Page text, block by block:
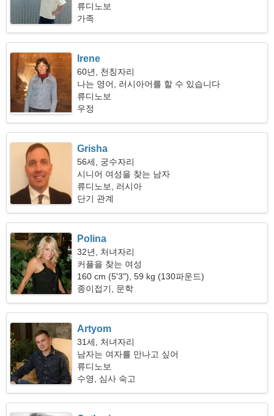
다
류디노보
가족
Irene
60년, 천칭자리
나는 영어, 러시아어를 할 수 있습니다
류디노보
우정
Grisha
56세, 궁수자리
시니어 여성을 찾는 남자
류디노보, 러시아
단기 관계
Polina
32년, 처녀자리
커플을 찾는 여성
160 cm (5'3"), 59 kg (130파운드)
종이접기, 문학
Artyom
31세, 처녀자리
남자는 여자를 만나고 싶어
류디노보
수영, 심사 숙고